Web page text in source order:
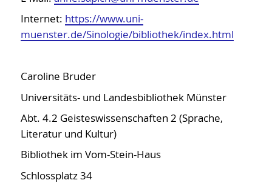
Internet: https://www.uni-
muenster.de/Sinologie/bibliothek/index.html
Caroline Bruder
Universitäts- und Landesbibliothek Münster
Abt. 4.2 Geisteswissenschaften 2 (Sprache,
Literatur und Kultur)
Bibliothek im Vom-Stein-Haus
Schlossplatz 34